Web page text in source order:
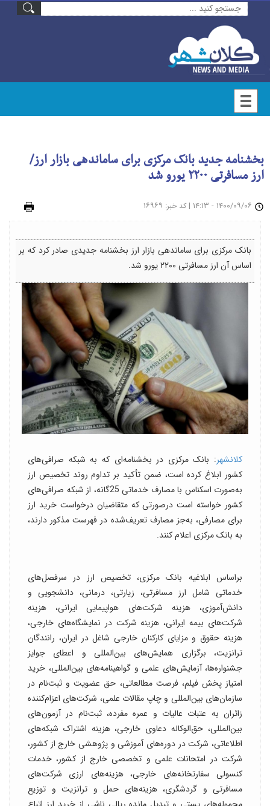
بخشنامه جدید بانک مرکزی برای ساماندهی بازار ارز/
ارز مسافرتی ۲۲۰۰ یورو شد
| کد خبر: ۱۶۹۶۹
بانک مرکزی برای ساماندهی بازار ارز بخشنامه جدیدی صادر کرد که بر
اساس آن ارز مسافرتی ۲۲۰۰ یورو شد.
کلانشهر: بانک مرکزی در بخشنامه‌ای که به شبکه صرافی‌های
کشور ابلاغ کرده است، ضمن تأکید بر تداوم روند تخصیص ارز
به‌صورت اسکناس با مصارف خدماتی 25گانه، از شبکه صرافی‌های
کشور خواسته است درصورتی که متقاضیان درخواست خرید ارز
برای مصارفی، به‌جز مصارف تعریف‌شده در فهرست مذکور دارند،
به بانک مرکزی اعلام کنند.
براساس ابلاغیه بانک مرکزی، تخصیص ارز در سرفصل‌های
خدماتی شامل ارز مسافرتی، زیارتی، درمانی، دانشجویی و
دانش‌آموزی، هزینه شرکت‌های هواپیمایی ایرانی، هزینه
شرکت‌های بیمه ایرانی، هزینه شرکت در نمایشگاه‌های خارجی،
هزینه حقوق و مزایای کارکنان خارجی شاغل در ایران، رانندگان
ترانزیت، برگزاری همایش‌های بین‌المللی و اعطای جوایز
جشنواره‌ها، آزمایش‌های علمی و گواهینامه‌های بین‌المللی، خرید
امتیاز پخش فیلم، فرصت مطالعاتی، حق عضویت و ثبت‌نام در
سازمان‌های بین‌المللی و چاپ مقالات علمی، شرکت‌های اعزام‌کننده
زائران به عتبات عالیات و عمره مفرده، ثبت‌نام در آزمون‌های
بین‌المللی، حق‌الوکاله دعاوی خارجی، هزینه اشتراک شبکه‌های
اطلاعاتی، شرکت در دوره‌های آموزشی و پژوهشی خارج از کشور،
شرکت در امتحانات علمی و تخصصی خارج از کشور، خدمات
کنسولی سفارتخانه‌های خارجی، هزینه‌های ارزی شرکت‌های
مسافرتی و گردشگری، هزینه‌های حمل و ترانزیت و توزیع